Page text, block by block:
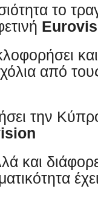
το
από
την
και